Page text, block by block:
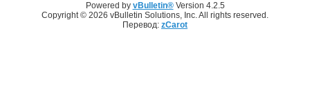
Powered by vBulletin®Version 4.2.5
Copyright © 2026 vBulletin Solutions, Inc. All rights reserved.
Перевод: zCarot